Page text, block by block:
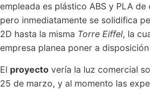
empleada es plástico ABS y PLA
pero inmediatamente se solidifica
2D hasta la misma Torre Eiffel, la
empresa planea poner a
El proyecto vería la luz comercial
25 de marzo, y al momento las